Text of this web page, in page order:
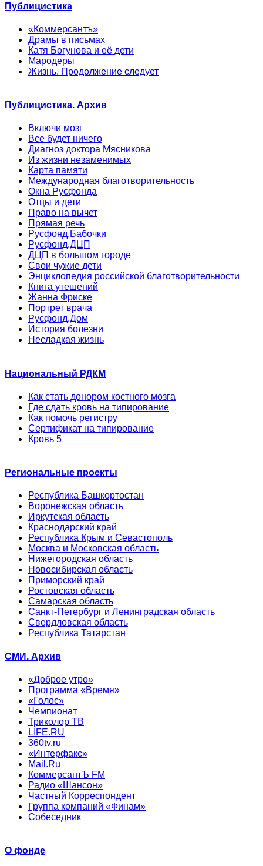
Публицистика
«Коммерсантъ»
Драмы в письмах
Катя Богунова и её дети
Мародеры
Жизнь. Продолжение следует
Публицистика. Архив
Включи мозг
Все будет ничего
Диагноз доктора Мясникова
Из жизни незаменимых
Карта памяти
Международная благотворительность
Окна Русфонда
Отцы и дети
Право на вычет
Прямая речь
Русфонд.Бабочки
Русфонд.ДЦП
ДЦП в большом городе
Свои чужие дети
Энциклопедия российской благотворительности
Книга утешений
Жанна Фриске
Портрет врача
Русфонд.Дом
История болезни
Несладкая жизнь
Национальный РДКМ
Как стать донором костного мозга
Где сдать кровь на типирование
Как помочь регистру
Сертификат на типирование
Кровь 5
Региональные проекты
Республика Башкортостан
Воронежская область
Иркутская область
Краснодарский край
Республика Крым и Севастополь
Москва и Московская область
Нижегородская область
Новосибирская область
Приморский край
Ростовская область
Самарская область
Санкт-Петербург и Ленинградская область
Свердловская область
Республика Татарстан
СМИ. Архив
«Доброе утро»
Программа «Время»
«Голос»
Чемпионат
Триколор ТВ
LIFE.RU
360tv.ru
«Интерфакс»
Mail.Ru
КоммерсантЪ FM
Радио «Шансон»
Частный Корреспондент
Группа компаний «Финам»
Собеседник
О фонде